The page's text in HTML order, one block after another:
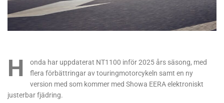
H
onda har uppdaterat NT1100 inför 2025 års säsong, med
flera förbättringar av touringmotorcykeln samt en ny
version med som kommer med Showa EERA elektroniskt
justerbar fjädring.